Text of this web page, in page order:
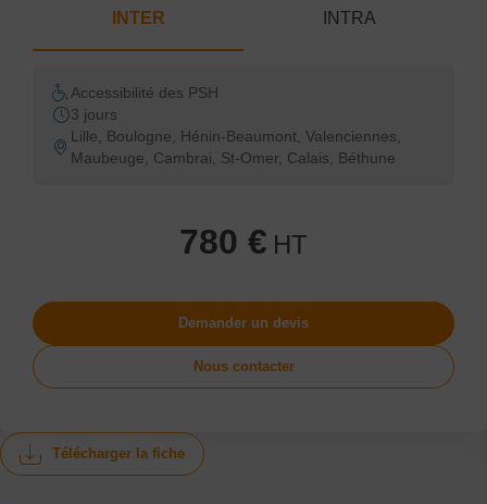
Télécharger la fiche
INTER INTRA
Accessibilité des PSH
3 jours
Lille, Boulogne, Hénin-Beaumont, Valenciennes,
Maubeuge, Cambrai, St-Omer, Calais, Béthune
780 € HT
Demander un devis
Nous contacter